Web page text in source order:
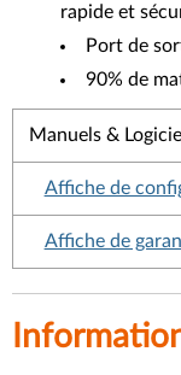
rapide et
Port de
90% de
Manuels &
Affiche de
Affiche de